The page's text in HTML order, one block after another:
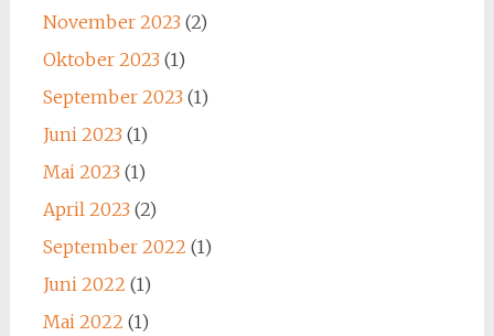
November 2023 (2)
Oktober 2023 (1)
September 2023 (1)
Juni 2023 (1)
Mai 2023 (1)
April 2023 (2)
September 2022 (1)
Juni 2022 (1)
Mai 2022 (1)